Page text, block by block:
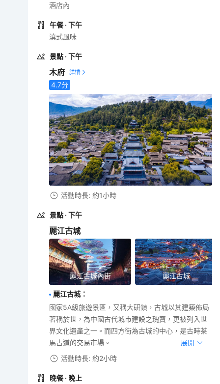
酒店內
午餐 · 下午
滇式風味
景點 · 下午
木府
4.7分
活動時長: 約1小時
景點 · 下午
麗江古城
麗江古城內街 麗江古城
麗江古城：
國家5A級旅遊景區，又稱大研鎮，古城以其建築佈局
著稱於世，為中國古代城市建設之瑰寶，更被列入世
界文化遺產之一。而四方街為古城的中心，是古時茶
馬古道的交易市場。
展開
活動時長: 約2小時
晚餐 · 晚上